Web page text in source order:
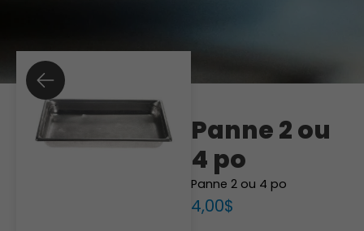
Panne 2 ou
4 po
Panne 2 ou 4 po
4,00$